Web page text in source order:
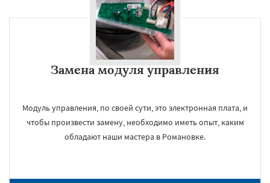
Замена модуля управления
Модуль управления, по своей сути, это электронная плата, и
чтобы произвести замену, необходимо иметь опыт, каким
обладают наши мастера в Романовке.